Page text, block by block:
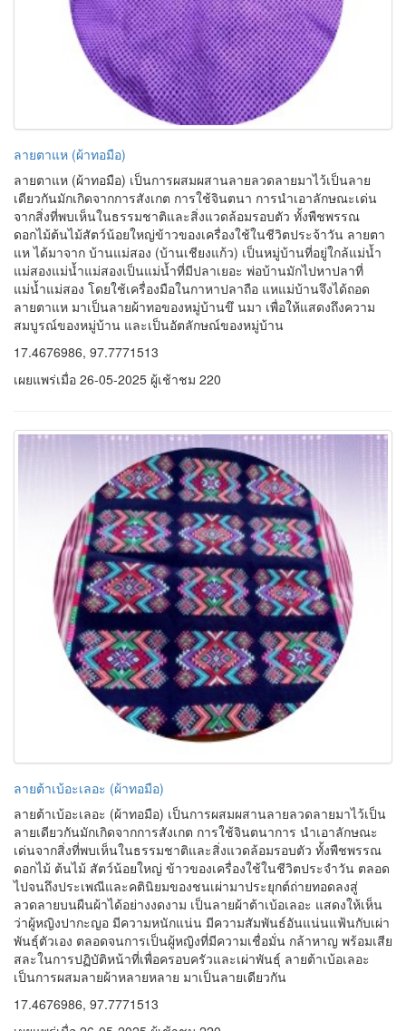
เผยแพร่เมื่อ 26-05-2025 ผู้เช้าชม 220
ลายต้าเบ้อะเลอะ (ผ้าทอมือ) เป็นการผสมผสานลายลวดลายมาไว้เป็น
ลายเดียวกันมักเกิดจากการสังเกต การใช้จินตนาการ นำเอาลักษณะ
เด่นจากสิ่งที่พบเห็นในธรรมชาติและสิ่งแวดล้อมรอบตัว ทั้งพืชพรรณ
ดอกไม้ ต้นไม้ สัตว์น้อยใหญ่ ข้าวของเครื่องใช้ในชีวิตประจำวัน ตลอด
ไปจนถึงประเพณีและคตินิยมของชนเผ่ามาประยุกต์ถ่ายทอดลงสู่
ลวดลายบนผืนผ้าได้อย่างงดงาม เป็นลายผ้าต้าเบ้อเลอะ แสดงให้เห็น
ว่าผู้หญิงปากะญอ มีความหนักแน่น มีความสัมพันธ์อันแน่นแฟ้นกับเผ่า
พันธุ์ตัวเอง ตลอดจนการเป็นผู้หญิงที่มีความเชื่อมั่น กล้าหาญ พร้อมเสีย
สละในการปฏิบัติหน้าที่เพื่อครอบครัวและเผ่าพันธุ์ ลายต้าเบ้อเลอะ
เป็นการผสมลายผ้าหลายหลาย มาเป็นลายเดียวกัน
17.4676986, 97.7771513
เผยแพร่เมื่อ 26-05-2025 ผู้เช้าชม 220
ฐานข้อมูล
191
ประวัติความเป็นมา
213
แหล่งท่องเที่ยว
38
บุคคลสำคัญ
ประเพณีและวัฒนธรรม